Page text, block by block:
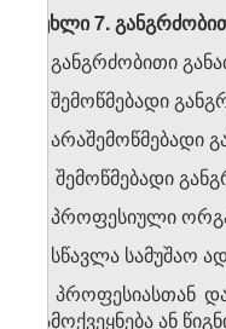
მუხლი 7.
1. განგრძობითი
ა) შემოწმებადი
ბ)
2. შემოწმებადი
ა) პროფესიული
ბ) სწავლა
გ) პროფესიასთან
გამოქვეყნება ან